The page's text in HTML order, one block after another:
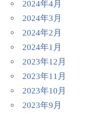
2024年4月
2024年3月
2024年2月
2024年1月
2023年12月
2023年11月
2023年10月
2023年9月